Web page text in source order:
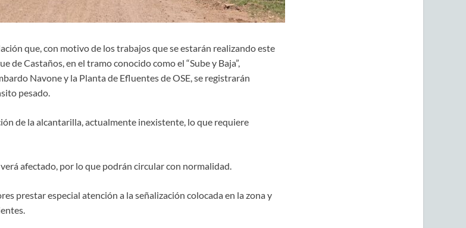
que, con motivo de los trabajos que se estarán realizando este
de Castaños, en el tramo conocido como el “Sube y Baja”,
Navone y la Planta de Efluentes de OSE, se registrarán
pesado.
de la alcantarilla, actualmente inexistente, lo que requiere
afectado, por lo que podrán circular con normalidad.
prestar especial atención a la señalización colocada en la zona y